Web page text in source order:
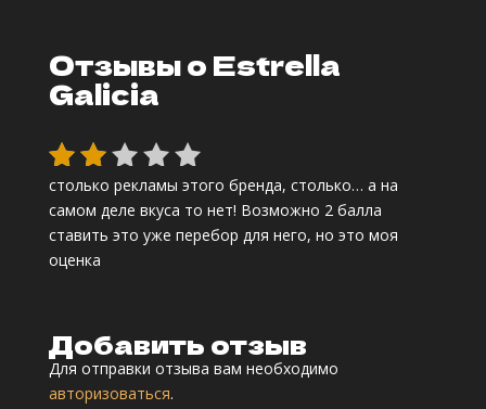
опр
оса
пол
ьзо
ват
еля
Отзывы о Estrella
Galicia
Оце
нка
2
из
столько рекламы этого бренда, столько… а на
самом деле вкуса то нет! Возможно 2 балла
ставить это уже перебор для него, но это моя
оценка
Добавить отзыв
Для отправки отзыва вам необходимо
авторизоваться.